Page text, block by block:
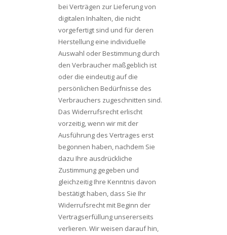
bei Verträgen zur Lieferung von
digitalen Inhalten, die nicht
vorgefertigt sind und für deren
Herstellung eine individuelle
Auswahl oder Bestimmung durch
den Verbraucher maßgeblich ist
oder die eindeutig auf die
persönlichen Bedürfnisse des
Verbrauchers zugeschnitten sind.
Das Widerrufsrecht erlischt
vorzeitig, wenn wir mit der
Ausführung des Vertrages erst
begonnen haben, nachdem Sie
dazu Ihre ausdrückliche
Zustimmung gegeben und
gleichzeitig Ihre Kenntnis davon
bestätigt haben, dass Sie Ihr
Widerrufsrecht mit Beginn der
Vertragserfüllung unsererseits
verlieren. Wir weisen darauf hin,